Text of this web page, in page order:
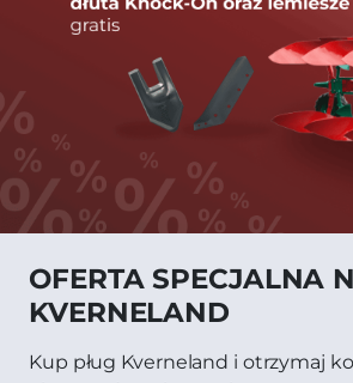
OFERTA SPECJALNA
KVERNELAND
Kup pług Kverneland i otrzymaj